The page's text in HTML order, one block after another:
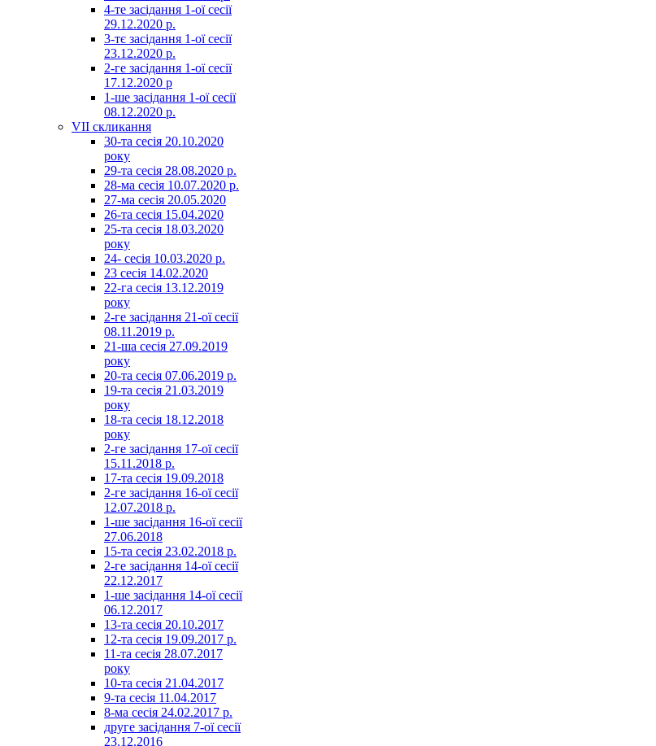
4-те засідання 1-ої сесії
29.12.2020 р.
3-тє засідання 1-ої сесії
23.12.2020 р.
2-ге засідання 1-ої сесії
17.12.2020 р
1-ше засідання 1-ої сесії
08.12.2020 р.
VII скликання
30-та сесія 20.10.2020
року
29-та сесія 28.08.2020 р.
28-ма сесія 10.07.2020 р.
27-ма сесія 20.05.2020
26-та сесія 15.04.2020
25-та сесія 18.03.2020
року
24- сесія 10.03.2020 р.
23 сесія 14.02.2020
22-га сесія 13.12.2019
року
2-ге засідання 21-ої сесії
08.11.2019 р.
21-ша сесія 27.09.2019
року
20-та сесія 07.06.2019 р.
19-та сесія 21.03.2019
року
18-та сесія 18.12.2018
року
2-ге засідання 17-ої сесії
15.11.2018 р.
17-та сесія 19.09.2018
2-ге засідання 16-ої сесії
12.07.2018 р.
1-ше засідання 16-ої сесії
27.06.2018
15-та сесія 23.02.2018 р.
2-ге засідання 14-ої сесії
22.12.2017
1-ше засідання 14-ої сесії
06.12.2017
13-та сесія 20.10.2017
12-та сесія 19.09.2017 р.
11-та сесія 28.07.2017
року
10-та сесія 21.04.2017
9-та сесія 11.04.2017
8-ма сесія 24.02.2017 р.
друге засідання 7-ої сесії
23.12.2016